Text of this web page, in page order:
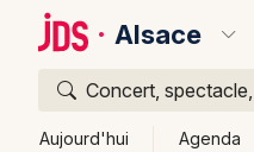
Alsace
Concert,
Aujourd'hui Agenda
Quoi ?